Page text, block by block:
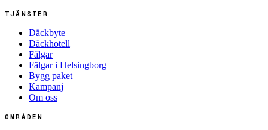
TJÄNSTER
Däckbyte
Däckhotell
Fälgar
Fälgar i Helsingborg
Bygg paket
Kampanj
Om oss
OMRÅDEN